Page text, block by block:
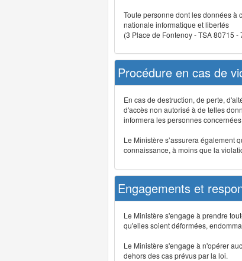
Toute personne dont les données à
nationale informatique et libertés
(3 Place de Fontenoy - TSA 80715 -
Procédure en cas de
En cas de destruction, de perte,
d'accès non autorisé à de telles
informera les personnes
Le Ministère s’assurera également
connaissance, à moins que la
Engagements et
Le Ministère s'engage à prendre
qu'elles soient déformées,
Le Ministère s'engage à n'opérer
dehors des cas prévus par la loi.